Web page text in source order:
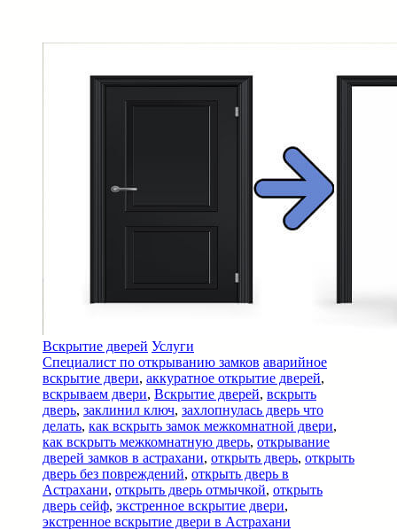
Вскрытие дверей Услуги
Специалист по открыванию замков аварийное
вскрытие двери, аккуратное открытие дверей,
вскрываем двери, Вскрытие дверей, вскрыть
дверь, заклинил ключ, захлопнулась дверь что
делать, как вскрыть замок межкомнатной двери,
как вскрыть межкомнатную дверь, открывание
дверей замков в астрахани, открыть дверь, открыть
дверь без повреждений, открыть дверь в
Астрахани, открыть дверь отмычкой, открыть
дверь сейф, экстренное вскрытие двери,
экстренное вскрытие двери в Астрахани